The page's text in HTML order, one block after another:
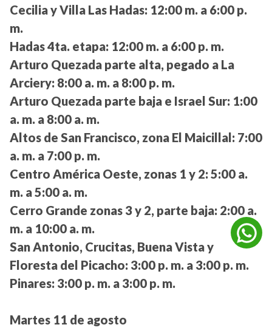
Cecilia y Villa Las Hadas: 12:00 m. a 6:00 p.
m.
Hadas 4ta. etapa: 12:00 m. a 6:00 p. m.
Arturo Quezada parte alta, pegado a La
Arciery: 8:00 a. m. a 8:00 p. m.
Arturo Quezada parte baja e Israel Sur: 1:00
a. m. a 8:00 a. m.
Altos de San Francisco, zona El Maicillal: 7:00
a. m. a 7:00 p. m.
Centro América Oeste, zonas 1 y 2: 5:00 a.
m. a 5:00 a. m.
Cerro Grande zonas 3 y 2, parte baja: 2:00 a.
m. a 10:00 a. m.
San Antonio, Crucitas, Buena Vista y
Floresta del Picacho: 3:00 p. m. a 3:00 p. m.
Pinares: 3:00 p. m. a 3:00 p. m.
Martes 11 de agosto